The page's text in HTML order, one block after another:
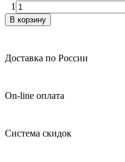
1
В корзину
Доставка по России
On-line оплата
Система скидок